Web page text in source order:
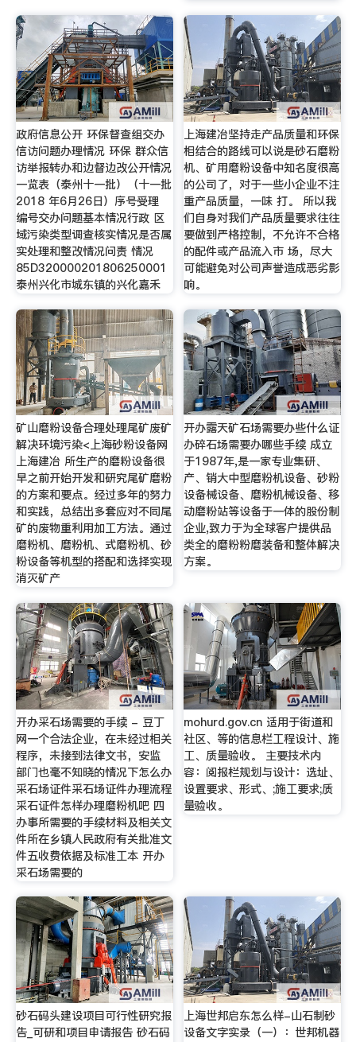
政府信息公开 环保督查组交办
信访问题办理情况 环保 群众信
访举报转办和边督边改公开情况
一览表（泰州十一批）（十一批
2018 年6月26日）序号受理
编号交办问题基本情况行政 区
域污染类型调查核实情况是否属
实处理和整改情况问责 情况
85D320000201806250001
泰州兴化市城东镇的兴化嘉禾
上海建冶坚持走产品质量和环保
相结合的路线可以说是砂石磨粉
机、矿用磨粉设备中知名度很高
的公司了，对于一些小企业不注
重产品质量，一味 打。 所以我
们自身对我们产品质量要求往往
要做到严格控制，不允许不合格
的配件或产品流入市 场，尽大
可能避免对公司声誉造成恶劣影
响。
矿山磨粉设备合理处理尾矿废矿
解决环境污染<上海砂粉设备网
上海建冶 所生产的磨粉设备很
早之前开始开发和研究尾矿磨粉
的方案和要点。经过多年的努力
和实践，总结出多套应对不同尾
矿的废物重利用加工方法。通过
磨粉机、磨粉机、式磨粉机、砂
粉设备等机型的搭配和选择实现
消灭矿产
开办露天矿石场需要办些什么证
办碎石场需要办哪些手续 成立
于1987年,是一家专业集研、
产、销大中型磨粉机设备、砂粉
设备械设备、磨粉机械设备、移
动磨粉站等设备于一体的股份制
企业,致力于为全球客户提供品
类全的磨粉粉磨装备和整体解决
方案。
开办采石场需要的手续 - 豆丁
网一个合法企业，在未经过相关
程序，未接到法律文书，安监
部门也毫不知晓的情况下怎么办
采石场证件采石场证件办理流程
采石证件怎样办理磨粉机吧 四
办事所需要的手续材料及相关文
件所在乡镇人民政府有关批准文
件五收费依据及标准工本 开办
采石场需要的
mohurd.gov.cn 适用于街道和
社区、等的信息栏工程设计、施
工、质量验收。 主要技术内
容：阅报栏规划与设计：选址、
设置要求、形式、;施工要求;质
量验收。
砂石码头建设项目可行性研究报
告_可研和项目申请报告 砂石码
上海世邦启东怎么样-山石制砂
设备文字实录（一）：世邦机器